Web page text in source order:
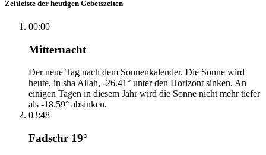
Zeitleiste der heutigen Gebetszeiten
00:00
Mitternacht
Der neue Tag nach dem Sonnenkalender. Die Sonne wird
heute, in sha Allah, -26.41° unter den Horizont sinken. An
einigen Tagen in diesem Jahr wird die Sonne nicht mehr tiefer
als -18.59° absinken.
03:48
Fadschr 19°